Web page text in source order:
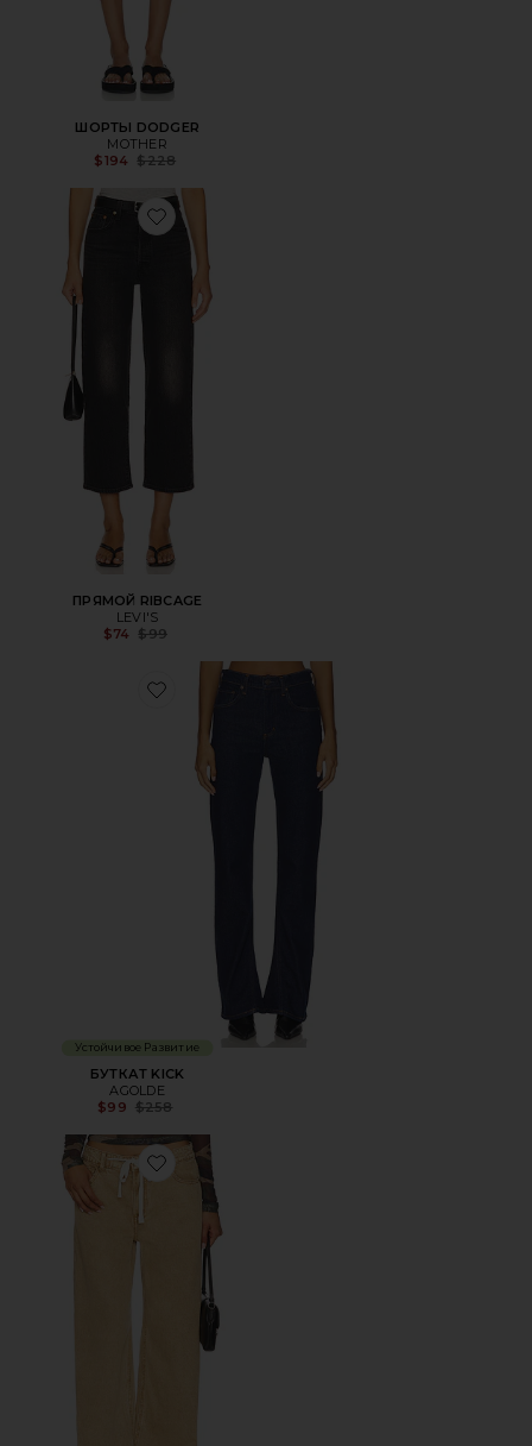
ШОРТЫ DODGER
MOTHER
$194
Previous price:
$228
Favorite ПРЯМОЙ RIBCAGE
ПРЯМОЙ RIBCAGE
LEVI'S
$74
Previous price:
$99
Favorite БУТКАТ KICK
Устойчивое Развитие
БУТКАТ KICK
AGOLDE
$99 Previous price:
$258
Favorite ДЖИНСЫ MUSE